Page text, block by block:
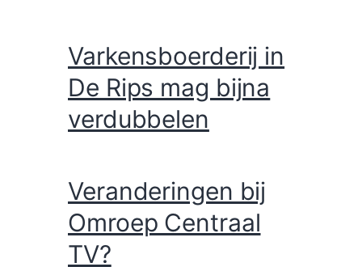
Varkensboerderij in
De Rips mag bijna
verdubbelen
Veranderingen bij
Omroep Centraal
TV?